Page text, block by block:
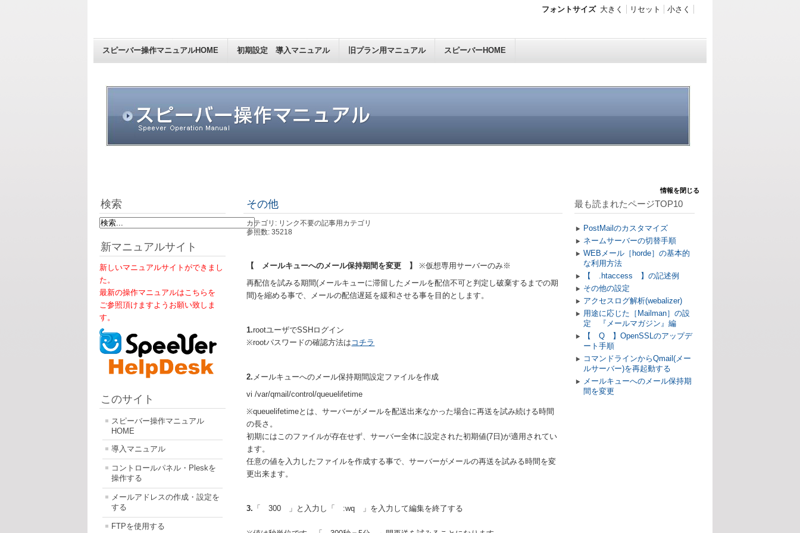
スピーバー操作マニュアルHOME 初期設定 導入マニュアル 旧プラン用マニュアル スピーバーHOME
フォントサイズ 大きく リセット 小さく
検索
新マニュアルサイト
新しいマニュアルサイトができまし
た。
最新の操作マニュアルはこちらを
ご参照頂けますようお願い致しま
す。
このサイト
スピーバー操作マニュアル
HOME
導入マニュアル
コントロールパネル・Pleskを
操作する
メールアドレスの作成・設定を
する
FTPを使用する
その他
カテゴリ: リンク不要の記事用カテゴリ
参照数: 35218
【 メールキューへのメール保持期間を変更 】
※仮想専用サーバーのみ※
再配信を試みる期間(メールキューに滞留したメールを配信不可と判定し破棄するまでの期
間)を縮める事で、メールの配信遅延を緩和させる事を目的とします。
1.rootユーザでSSHログイン
※rootパスワードの確認方法は コチラ
2. メールキューへのメール保持期間設定ファイルを作成
vi /var/qmail/control/queuelifetime
※queuelifetimeとは、サーバーがメールを配送出来なかった場合に再送を試み続ける時間
の長さ。
初期にはこのファイルが存在せず、サーバー全体に設定された初期値(7日)が適用されてい
ます。
任意の値を入力したファイルを作成する事で、サーバーがメールの再送を試みる時間を変
更出来ます。
3. 「 300 」と入力し「 :wq 」を入力して編集を終了する
情報を閉じる
最も読まれたページTOP10
PostMailのカスタマイズ
ネームサーバーの切替手順
WEBメール［horde］の基本的
な利用方法
【 .htaccess 】の記述例
その他の設定
アクセスログ解析(webalizer)
用途に応じた［Mailman］の設
定 『メールマガジン』編
【 Q 】OpenSSLのアップデ
ート手順
コマンドラインからQmail(メー
ルサーバー)を再起動する
メールキューへのメール保持期
間を変更